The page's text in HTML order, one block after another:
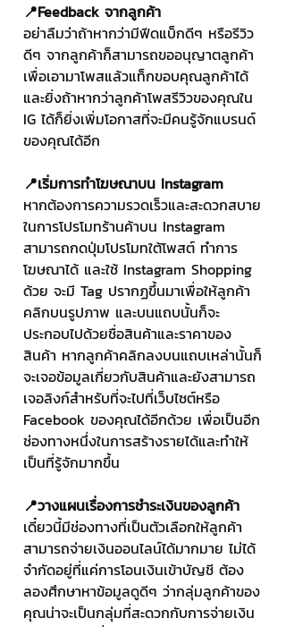
📍Feedback จากลูกค้า
อย่าลืมว่าถ้าหากว่ามีฟีดแบ็กดีๆ หรือรีวิว
ดีๆ จากลูกค้าก็สามารถขออนุญาตลูกค้า
เพื่อเอามาโพสแล้วแท็กขอบคุณลูกค้าได้
และยิ่งถ้าหากว่าลูกค้าโพสรีวิวของคุณใน
IG ได้ก็ยิ่งเพิ่มโอกาสที่จะมีคนรู้จักแบรนด์
ของคุณได้อีก
📍เริ่มการทำโฆษณาบน Instagram
หากต้องการความรวดเร็วและสะดวกสบาย
ในการโปรโมทร้านค้าบน Instagram
สามารถกดปุ่มโปรโมทใต้โพสต์ ทำการ
โฆษณาได้ และใช้ Instagram Shopping
ด้วย จะมี Tag ปรากฏขึ้นมาเพื่อให้ลูกค้า
คลิกบนรูปภาพ และบนแถบนั้นก็จะ
ประกอบไปด้วยชื่อสินค้าและราคาของ
สินค้า หากลูกค้าคลิกลงบนแถบเหล่านั้นก็
จะเจอข้อมูลเกี่ยวกับสินค้าและยังสามารถ
เจอลิงก์สำหรับที่จะไปที่เว็บไซต์หรือ
Facebook ของคุณได้อีกด้วย เพื่อเป็นอีก
ช่องทางหนึ่งในการสร้างรายได้และทำให้
เป็นที่รู้จักมากขึ้น
📍วางแผนเรื่องการชำระเงินของลูกค้า
เดี๋ยวนี้มีช่องทางที่เป็นตัวเลือกให้ลูกค้า
สามารถจ่ายเงินออนไลน์ได้มากมาย ไม่ได้
จำกัดอยู่ที่แค่การโอนเงินเข้าบัญชี ต้อง
ลองศึกษาหาข้อมูลดูดีๆ ว่ากลุ่มลูกค้าของ
คุณน่าจะเป็นกลุ่มที่สะดวกกับการจ่ายเงิน